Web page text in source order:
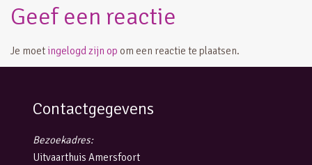
Geef een reactie
Je moet ingelogd zijn op om een reactie te plaatsen.
Contactgegevens
Bezoekadres:
Uitvaarthuis Amersfoort